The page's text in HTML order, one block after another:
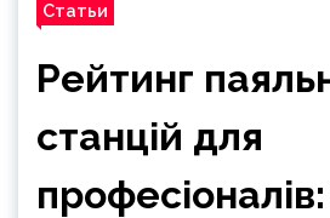
Статьи
Рейтинг
станцій для